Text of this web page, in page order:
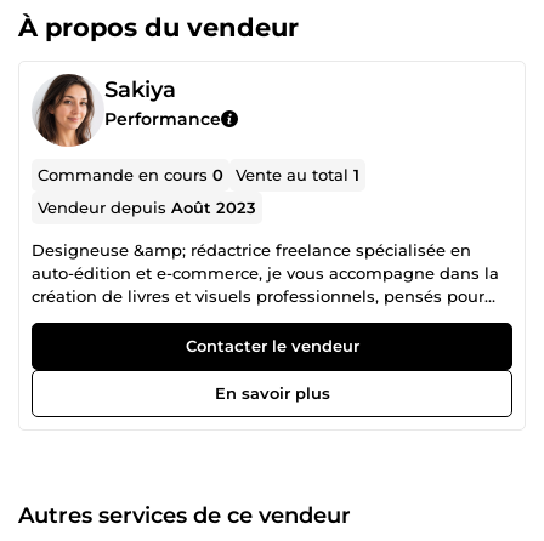
À propos du vendeur
Sakiya
Performance
Commande en cours0 Vente au total1
Vendeur depuisAoût 2023
Designeuse &amp; rédactrice freelance spécialisée en
auto-édition et e-commerce, je vous accompagne dans la
création de livres et visuels professionnels, pensés pour
être publiés et valorisés sur Amazon KDP et les réseaux
Contacter le vendeur
En savoir plus
Autres services de ce vendeur